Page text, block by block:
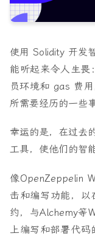
使用 Solidity 开发
能听起来令人生畏
员环境和 gas 费
所需要经历的一些事
幸运的是，在过去
工具，使他们的智
像OpenZeppelin
击和编写功能，以
约，与Alchemy等
上编写和部署代